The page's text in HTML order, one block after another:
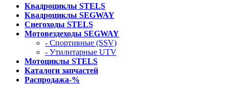
Квадроциклы STELS
Квадроциклы SEGWAY
Снегоходы STELS
Мотовездеходы SEGWAY
- Спортивные (SSV)
- Утилитарные UTV
Мотоциклы STELS
Каталоги запчастей
Распродажа-%